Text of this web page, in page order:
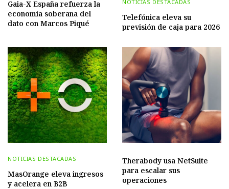
Gaia-X España refuerza la
economía soberana del
dato con Marcos Piqué
NOTICIAS DESTACADAS
Telefónica eleva su
previsión de caja para 2026
NOTICIAS DESTACADAS
MasOrange eleva ingresos
y acelera en B2B
Therabody usa NetSuite
para escalar sus
operaciones